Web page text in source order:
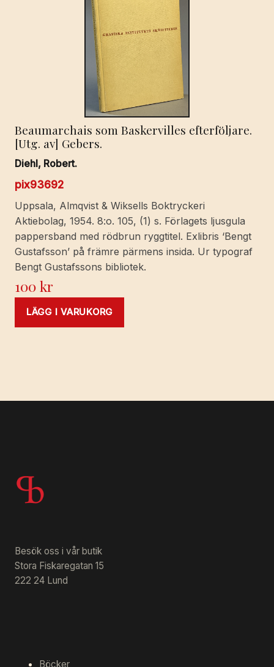
Beaumarchais som Baskervilles efterföljare.
[Utg. av] Gebers.
Diehl, Robert.
pix93692
Uppsala, Almqvist & Wiksells Boktryckeri
Aktiebolag, 1954. 8:o. 105, (1) s. Förlagets ljusgula
pappersband med rödbrun ryggtitel. Exlibris ‘Bengt
Gustafsson’ på främre pärmens insida. Ur typograf
Bengt Gustafssons bibliotek.
100kr
LÄGG I VARUKORG
Besök oss i vår butik
Stora Fiskaregatan 15
222 24 Lund
Böcker